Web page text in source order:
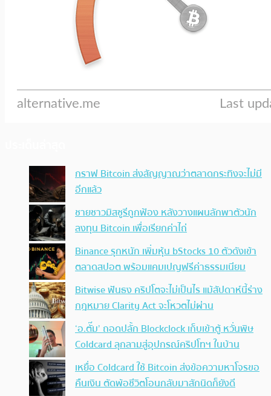
กราฟ Bitcoin ส่งสัญญาณว่าตลาดกระทิงจะไม่มี
อีกแล้ว
ชายชาวมิสซูรีถูกฟ้อง หลังวางแผนลักพาตัวนัก
ลงทุน Bitcoin เพื่อเรียกค่าไถ่
Binance รุกหนัก เพิ่มหุ้น bStocks 10 ตัวดังเข้า
ตลาดสปอต พร้อมแคมเปญฟรีค่าธรรมเนียม
Bitwise ฟันธง คริปโตจะไม่เป็นไร แม้สัปดาห์นี้ร่าง
กฎหมาย Clarity Act จะโหวตไม่ผ่าน
‘อ.ตั๊ม’ ถอดปลั้ก Blockclock เก็บเข้าตู้ หวั่นพิษ
Coldcard ลุกลามสู่อุปกรณ์คริปโทฯ ในบ้าน
เหยื่อ Coldcard ใช้ Bitcoin ส่งข้อความหาโจรขอ
คืนเงิน ตัดพ้อชีวิตโอนกลับมาสักนิดก็ยังดี